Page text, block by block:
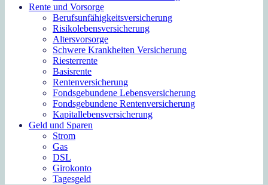
Rente und Vorsorge
Berufs­unfähigkeitsversicherung
Risikolebensversicherung
Altersvorsorge
Schwere Krankheiten Versicherung
Riesterrente
Basisrente
Rentenversicherung
Fondsgebundene Lebensversicherung
Fondsgebundene Rentenversicherung
Kapitallebensversicherung
Geld und Sparen
Strom
Gas
DSL
Girokonto
Tagesgeld